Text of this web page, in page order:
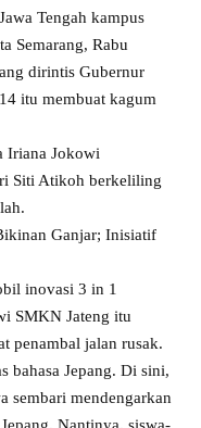
Tengah kampus
Semarang, Rabu
dirintis Gubernur
itu membuat kagum
Iriana Jokowi
Siti Atikoh berkeliling
Ganjar; Inisiatif
inovasi 3 in 1
SMKN Jateng itu
penambal jalan rusak.
bahasa Jepang. Di sini,
sembari mendengarkan